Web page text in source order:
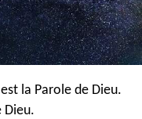
la Parole de Dieu.
Dieu.